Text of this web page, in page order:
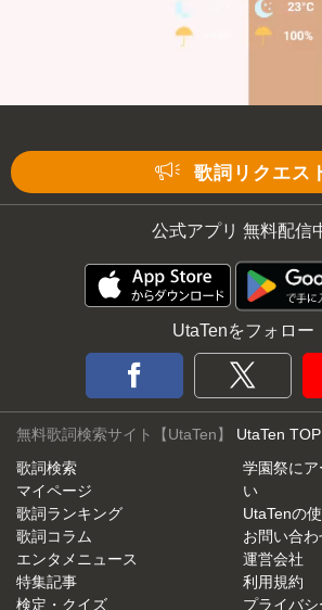
歌詞リクエス
公式アプリ 無料配信
UtaTenをフォロー
無料歌詞検索サイト【UtaTen】 UtaTen TOP
歌詞検索
マイページ
歌詞ランキング
歌詞コラム
エンタメニュース
特集記事
検定・クイズ
学園祭に
い
UtaTenの
お問い合わ
運営会社
利用規約
プライバ